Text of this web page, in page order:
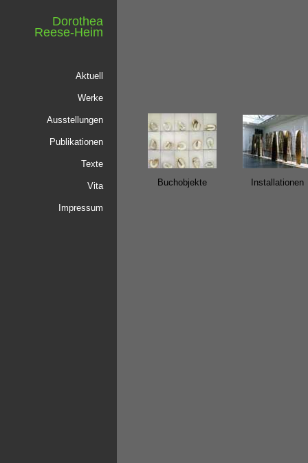
Dorothea
Reese-Heim
Aktuell
Werke
Ausstellungen
Publikationen
Texte
Vita
Impressum
Buchobjekte Installationen